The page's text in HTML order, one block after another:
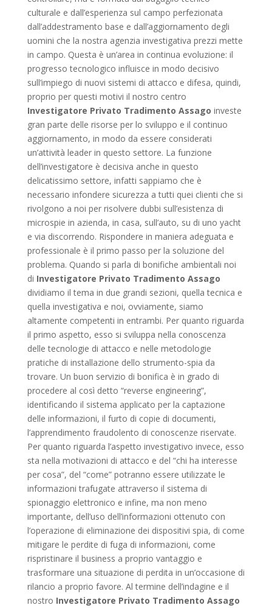
culturale e dall’esperienza sul campo perfezionata
dall’addestramento base e dall’aggiornamento degli
uomini che la nostra agenzia investigativa prezzi mette
in campo. Questa è un’area in continua evoluzione: il
progresso tecnologico influisce in modo decisivo
sull’impiego di nuovi sistemi di attacco e difesa, quindi,
proprio per questi motivi il nostro centro
Investigatore Privato Tradimento Assago investe
gran parte delle risorse per lo sviluppo e il continuo
aggiornamento, in modo da essere considerati
un’attività leader in questo settore. La funzione
dell’investigatore è decisiva anche in questo
delicatissimo settore, infatti sappiamo che è
necessario infondere sicurezza a tutti quei clienti che si
rivolgono a noi per risolvere dubbi sull’esistenza di
microspie in azienda, in casa, sull’auto, su di uno yacht
e via discorrendo. Rispondere in maniera adeguata e
professionale è il primo passo per la soluzione del
problema. Quando si parla di bonifiche ambientali noi
di Investigatore Privato Tradimento Assago
dividiamo il tema in due grandi sezioni, quella tecnica e
quella investigativa e noi, ovviamente, siamo
altamente competenti in entrambi. Per quanto riguarda
il primo aspetto, esso si sviluppa nella conoscenza
delle tecnologie di attacco e nelle metodologie
pratiche di installazione dello strumento-spia da
trovare. Un buon servizio di bonifica è in grado di
procedere al così detto “reverse engineering”,
identificando il sistema applicato per la captazione
delle informazioni, il furto di copie di documenti,
l’apprendimento fraudolento di conoscenze riservate.
Per quanto riguarda l’aspetto investigativo invece, esso
sta nella motivazioni di attacco e del “chi ha interesse
per cosa”, del “come” potranno essere utilizzate le
informazioni trafugate attraverso il sistema di
spionaggio elettronico e infine, ma non meno
importante, dell’uso dell’informazioni ottenuto con
l’operazione di eliminazione dei dispositivi spia, di come
mitigare le perdite di fuga di informazioni, come
rispristinare il business a proprio vantaggio e
trasformare una situazione di perdita in un’occasione di
rilancio a proprio favore. Al termine dell’indagine e il
nostro Investigatore Privato Tradimento Assago